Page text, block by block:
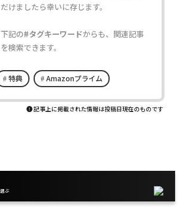
だけましたら幸いに存じます。
下記の#タグキーワードからも、関連記事
を検索できます。
特典 Amazonプライム
記事上に掲載された情報は投稿日現在のものです
ぶ